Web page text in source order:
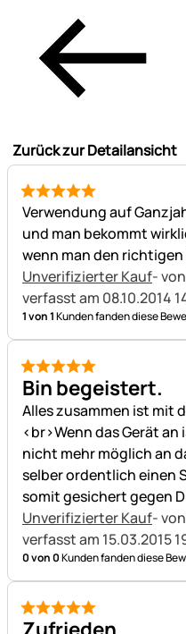
Zurück zur Detailansicht
5 von 5
Verwendung auf
und man bekommt
wenn man den
Unverifizierter Kauf-
verfasst am 08.10.2014
1 von 1Kunden fanden diese
5 von 5
Bin begeistert.
Alles zusammen ist mit
<br>Wenn das Gerät
nicht mehr möglich an
selber ordentlich einen
somit gesichert gegen
Unverifizierter Kauf-
verfasst am 15.03.2015
0 von 0Kunden fanden diese
5 von 5